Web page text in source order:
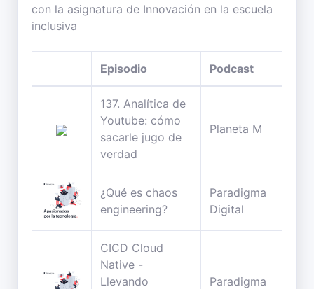
con la asignatura de Innovación en la escuela
inclusiva
Episodio Podcast
137. Analítica de
Youtube: cómo
sacarle jugo de
verdad
Planeta M
¿Qué es chaos
engineering?
Paradigma
Digital
CICD Cloud
Native -
Llevando
Paradigma